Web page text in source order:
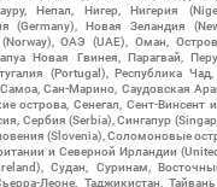
Непал, Нигер, Нигерия
(Germany), Новая Зеландия
ОАЭ (UAE), Оман,
Новая Гвинея, Парагвай,
(Portugal), Республика
Сан-Марино, Саудовская
острова, Сенегал, Сент-Винсент
Сербия (Serbia), Сингапур
(Slovenia), Соломоновые
и Северной Ирландии
Судан, Суринам,
Леоне, Таджикистан, Тайвань